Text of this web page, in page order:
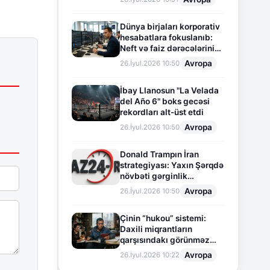
Dünya birjaları korporativ
hesabatlara fokuslanıb:
Neft və faiz dərəcələrinin
təsiri altında cari vəziyyət
26.İyul.2026 10:50 Avropa
İbay Llanosun "La Velada
del Año 6" boks gecəsi
rekordları alt-üst etdi
26.İyul.2026 10:50 Avropa
Donald Trampın İran
strategiyası: Yaxın Şərqdə
növbəti gərginlik
mərhələsi
26.İyul.2026 10:50 Avropa
Çinin “hukou” sistemi:
Daxili miqrantların
qarşısındakı görünməz
sədd
26.İyul.2026 10:22 Avropa